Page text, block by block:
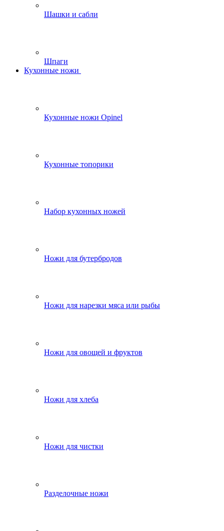
Шашки и сабли
Шпаги
Кухонные ножи
Кухонные ножи Opinel
Кухонные топорики
Набор кухонных ножей
Ножи для бутербродов
Ножи для нарезки мяса или рыбы
Ножи для овощей и фруктов
Ножи для хлеба
Ножи для чистки
Разделочные ножи